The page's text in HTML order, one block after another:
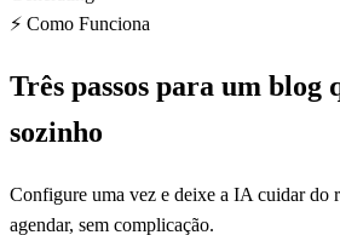
⚡ Como Funciona
Três passos para um blog
sozinho
Configure uma vez e deixe a IA cuidar do
agendar, sem complicação.